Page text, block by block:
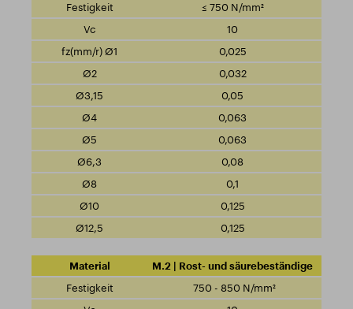
≤ 750 N/mm²
10
0,025
0,032
0,05
0,063
0,063
0,08
0,1
0,125
0,125
M.2 | Rost- und säurebeständige
750 - 850 N/mm²